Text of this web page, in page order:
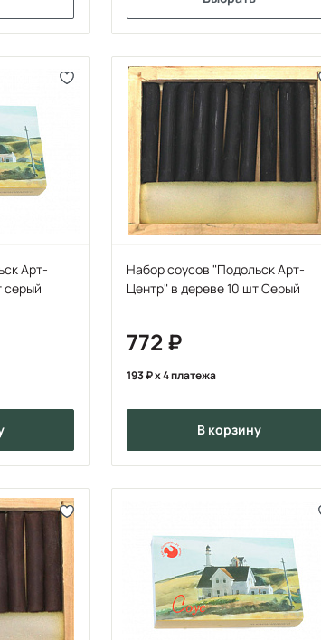
Арт-
серый
Набор соусов "Подольск Арт-
Центр" в дереве 10 шт Серый
772
193 x 4 платежа
в корзину